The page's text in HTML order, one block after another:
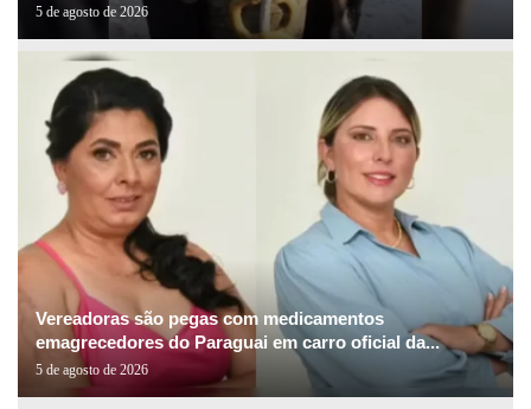
5 de agosto de 2026
Vereadoras são pegas com medicamentos
emagrecedores do Paraguai em carro oficial da...
5 de agosto de 2026